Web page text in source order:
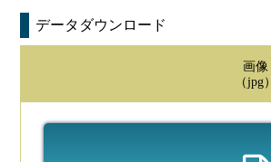
データダウンロード
画像
（jpg）